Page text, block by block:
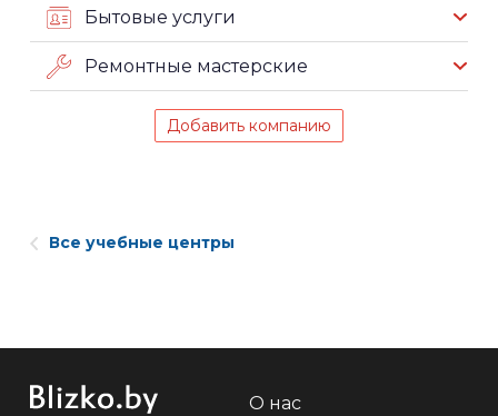
Бытовые услуги
Ремонтные мастерские
Добавить компанию
Все учебные центры
О нас